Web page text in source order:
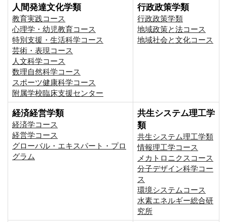
人間発達文化学類
教育実践コース
心理学・幼児教育コース
特別支援・生活科学コース
芸術・表現コース
人文科学コース
数理自然科学コース
スポーツ健康科学コース
附属学校臨床支援センター
行政政策学類
行政政策学類
地域政策と法コース
地域社会と文化コース
経済経営学類
経済学コース
経営学コース
グローバル・エキスパート・プロ
グラム
共生システム理工学
類
共生システム理工学類
情報理工学コース
メカトロニクスコース
分子デザイン科学コー
ス
環境システムコース
⽔素エネルギー総合研
究所